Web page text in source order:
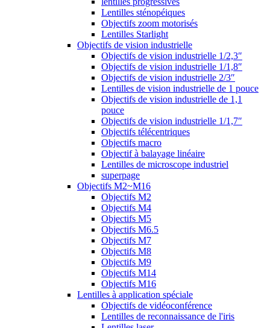
Lentilles sténopéiques
Objectifs zoom motorisés
Lentilles Starlight
Objectifs de vision industrielle
Objectifs de vision industrielle 1/2,3″
Objectifs de vision industrielle 1/1,8″
Objectifs de vision industrielle 2/3″
Lentilles de vision industrielle de 1 pouce
Objectifs de vision industrielle de 1,1
pouce
Objectifs de vision industrielle 1/1,7″
Objectifs télécentriques
Objectifs macro
Objectif à balayage linéaire
Lentilles de microscope industriel
superpage
Objectifs M2~M16
Objectifs M2
Objectifs M4
Objectifs M5
Objectifs M6.5
Objectifs M7
Objectifs M8
Objectifs M9
Objectifs M14
Objectifs M16
Lentilles à application spéciale
Objectifs de vidéoconférence
Lentilles de reconnaissance de l'iris